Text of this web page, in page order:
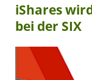
iShares
bei der SIX